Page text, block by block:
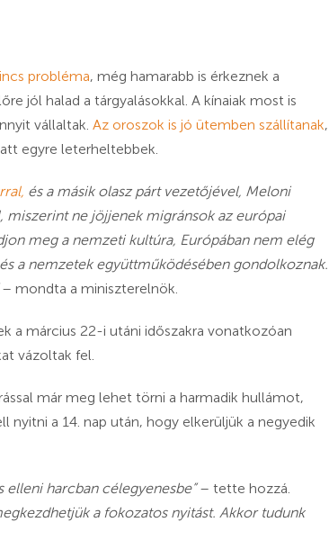
probléma, még hamarabb is érkeznek a
jól halad a tárgyalásokkal. A kínaiak most is
vállaltak. Az oroszok is jó ütemben szállítanak,
egyre leterheltebbek.
, és a másik olasz párt vezetőjével, Meloni
miszerint ne jöjjenek migránsok az európai
meg a nemzeti kultúra, Európában nem elég
a nemzetek együttműködésében gondolkoznak.
mondta a miniszterelnök.
a március 22-i utáni időszakra vonatkozóan
vázoltak fel.
már meg lehet törni a harmadik hullámot,
a 14. nap után, hogy elkerüljük a negyedik
elleni harcban célegyenesbe”– tette hozzá.
a fokozatos nyitást. Akkor tudunk